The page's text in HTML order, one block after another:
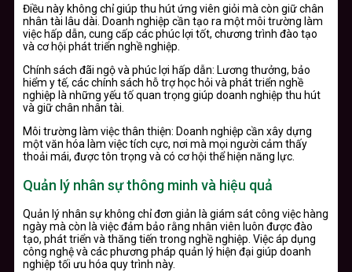
Điều này không chỉ giúp thu hút ứng viên giỏi mà còn giữ chân
nhân tài lâu dài. Doanh nghiệp cần tạo ra một môi trường làm
việc hấp dẫn, cung cấp các phúc lợi tốt, chương trình đào tạo
và cơ hội phát triển nghề nghiệp.
Chính sách đãi ngộ và phúc lợi hấp dẫn: Lương thưởng, bảo
hiểm y tế, các chính sách hỗ trợ học hỏi và phát triển nghề
nghiệp là những yếu tố quan trọng giúp doanh nghiệp thu hút
và giữ chân nhân tài.
Môi trường làm việc thân thiện: Doanh nghiệp cần xây dựng
một văn hóa làm việc tích cực, nơi mà mọi người cảm thấy
thoải mái, được tôn trọng và có cơ hội thể hiện năng lực.
Quản lý nhân sự thông minh và hiệu quả
Quản lý nhân sự không chỉ đơn giản là giám sát công việc hàng
ngày mà còn là việc đảm bảo rằng nhân viên luôn được đào
tạo, phát triển và thăng tiến trong nghề nghiệp. Việc áp dụng
công nghệ và các phương pháp quản lý hiện đại giúp doanh
nghiệp tối ưu hóa quy trình này.